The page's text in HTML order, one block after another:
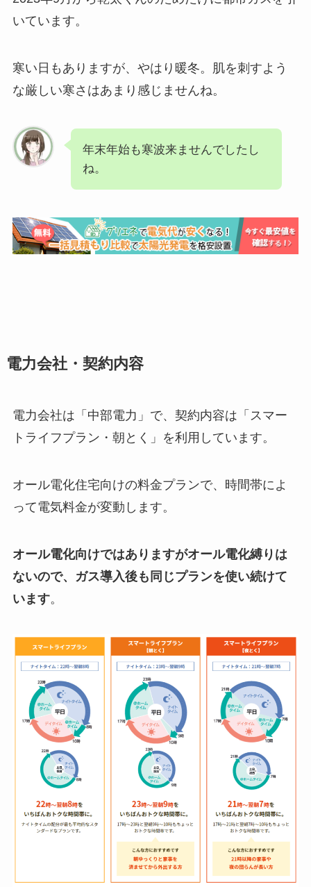
いています。
寒い日もありますが、やはり暖冬。肌を刺すよう
な厳しい寒さはあまり感じませんね。
年末年始も寒波来ませんでしたし
ね。
電力会社・契約内容
電力会社は「中部電力」で、契約内容は「スマー
トライフプラン・朝とく」を利用しています。
オール電化住宅向けの料金プランで、時間帯によ
って電気料金が変動します。
オール電化向けではありますがオール電化縛りは
ないので、ガス導入後も同じプランを使い続けて
います。